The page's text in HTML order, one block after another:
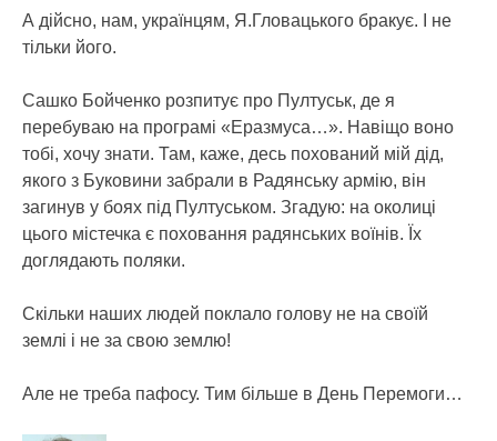
А дійсно, нам, українцям, Я.Гловацького бракує. І не
тільки його.
Сашко Бойченко розпитує про Пултуськ, де я
перебуваю на програмі «Еразмуса…». Навіщо воно
тобі, хочу знати. Там, каже, десь похований мій дід,
якого з Буковини забрали в Радянську армію, він
загинув у боях під Пултуськом. Згадую: на околиці
цього містечка є поховання радянських воїнів. Їх
доглядають поляки.
Скільки наших людей поклало голову не на своїй
землі і не за свою землю!
Але не треба пафосу. Тим більше в День Перемоги…